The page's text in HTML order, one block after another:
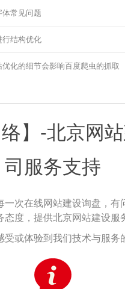
体常见问题
行结构优化
化的细节会影响百度爬虫的抓取
络】-北京网
司服务支持
一次在线网站建设询盘，有
态度，提供北京网站建设服
受或体验到我们技术与服务